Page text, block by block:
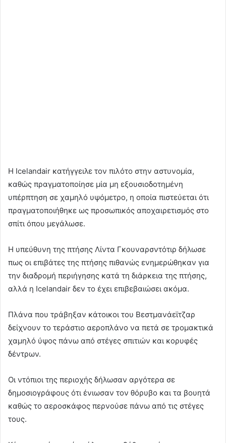
Η Icelandair κατήγγειλε τον πιλότο στην αστυνομία,
καθώς πραγματοποίησε μία μη εξουσιοδοτημένη
υπέρπτηση σε χαμηλό υψόμετρο, η οποία πιστεύεται ότι
πραγματοποιήθηκε ως προσωπικός αποχαιρετισμός στο
σπίτι όπου μεγάλωσε.
Η υπεύθυνη της πτήσης Λίντα Γκουναρσντότιρ δήλωσε
πως οι επιβάτες της πτήσης πιθανώς ενημερώθηκαν για
την διαδρομή περιήγησης κατά τη διάρκεια της πτήσης,
αλλά η Icelandair δεν το έχει επιβεβαιώσει ακόμα.
Πλάνα που τράβηξαν κάτοικοι του Βεστμανάεϊτζαρ
δείχνουν το τεράστιο αεροπλάνο να πετά σε τρομακτικά
χαμηλό ύψος πάνω από στέγες σπιτιών και κορυφές
δέντρων.
Οι ντόπιοι της περιοχής δήλωσαν αργότερα σε
δημοσιογράφους ότι ένιωσαν τον θόρυβο και τα βουητά
καθώς το αεροσκάφος περνούσε πάνω από τις στέγες
τους.